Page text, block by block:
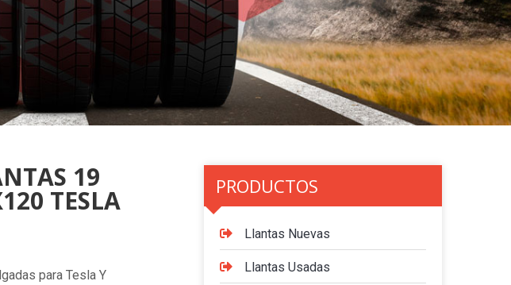
19
TESLA
para Tesla Y
PRODUCTOS
Llantas Nuevas
Llantas Usadas